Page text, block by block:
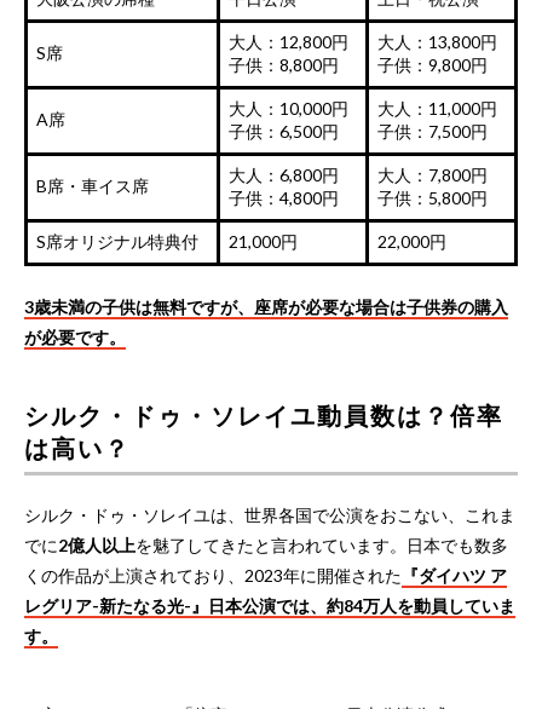
S席
大人：12,800円
子供：8,800円
大人：13,800円
子供：9,800円
A席
大人：10,000円
子供：6,500円
大人：11,000円
子供：7,500円
B席・車イス席
大人：6,800円
子供：4,800円
大人：7,800円
子供：5,800円
S席オリジナル特典付 21,000円 22,000円
3歳未満の子供は無料ですが、座席が必要な場合は子供券の購入
が必要です。
シルク・ドゥ・ソレイユ動員数は？倍率
は高い？
シルク・ドゥ・ソレイユは、世界各国で公演をおこない、これま
でに2億人以上を魅了してきたと言われています。日本でも数多
くの作品が上演されており、2023年に開催された 『ダイハツ ア
レグリア-新たなる光-』日本公演では、約84万人を動員していま
す。